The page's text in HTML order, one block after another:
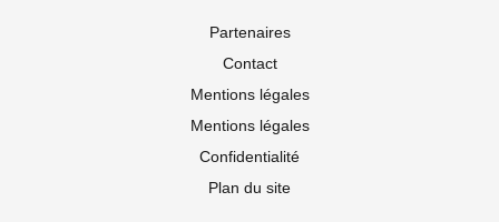
Partenaires
Contact
Mentions légales
Mentions légales
Confidentialité
Plan du site